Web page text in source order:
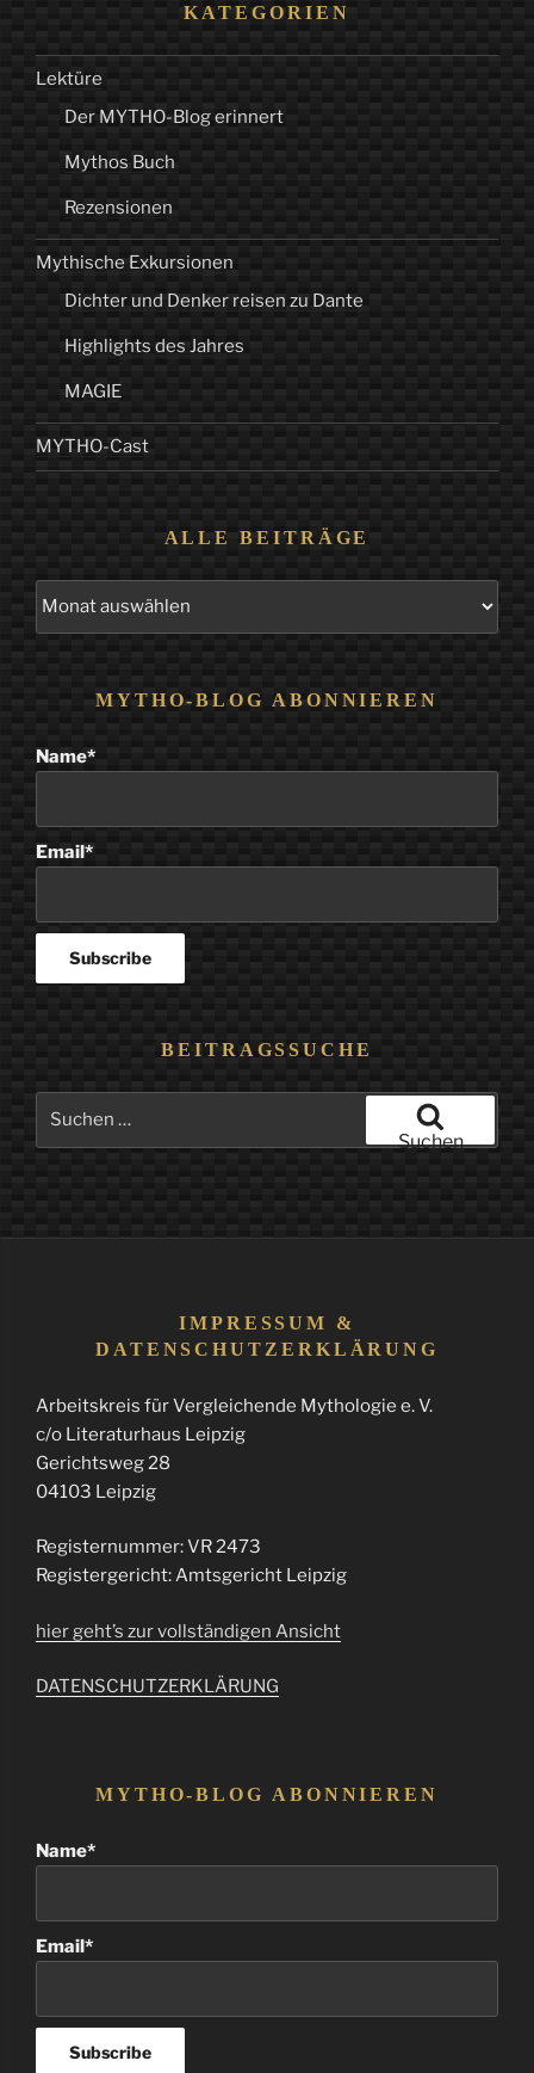
KATEGORIEN
Lektüre
Der MYTHO-Blog erinnert
Mythos Buch
Rezensionen
Mythische Exkursionen
Dichter und Denker reisen zu Dante
Highlights des Jahres
MAGIE
MYTHO-Cast
ALLE BEITRÄGE
MYTHO-BLOG ABONNIEREN
Name*
Email*
BEITRAGSSUCHE
Suchen
IMPRESSUM &
DATENSCHUTZERKLÄRUNG
Arbeitskreis für Vergleichende Mythologie e. V.
c/o Literaturhaus Leipzig
Gerichtsweg 28
04103 Leipzig
Registernummer: VR 2473
Registergericht: Amtsgericht Leipzig
hier geht’s zur vollständigen Ansicht
DATENSCHUTZERKLÄRUNG
MYTHO-BLOG ABONNIEREN
Name*
Email*